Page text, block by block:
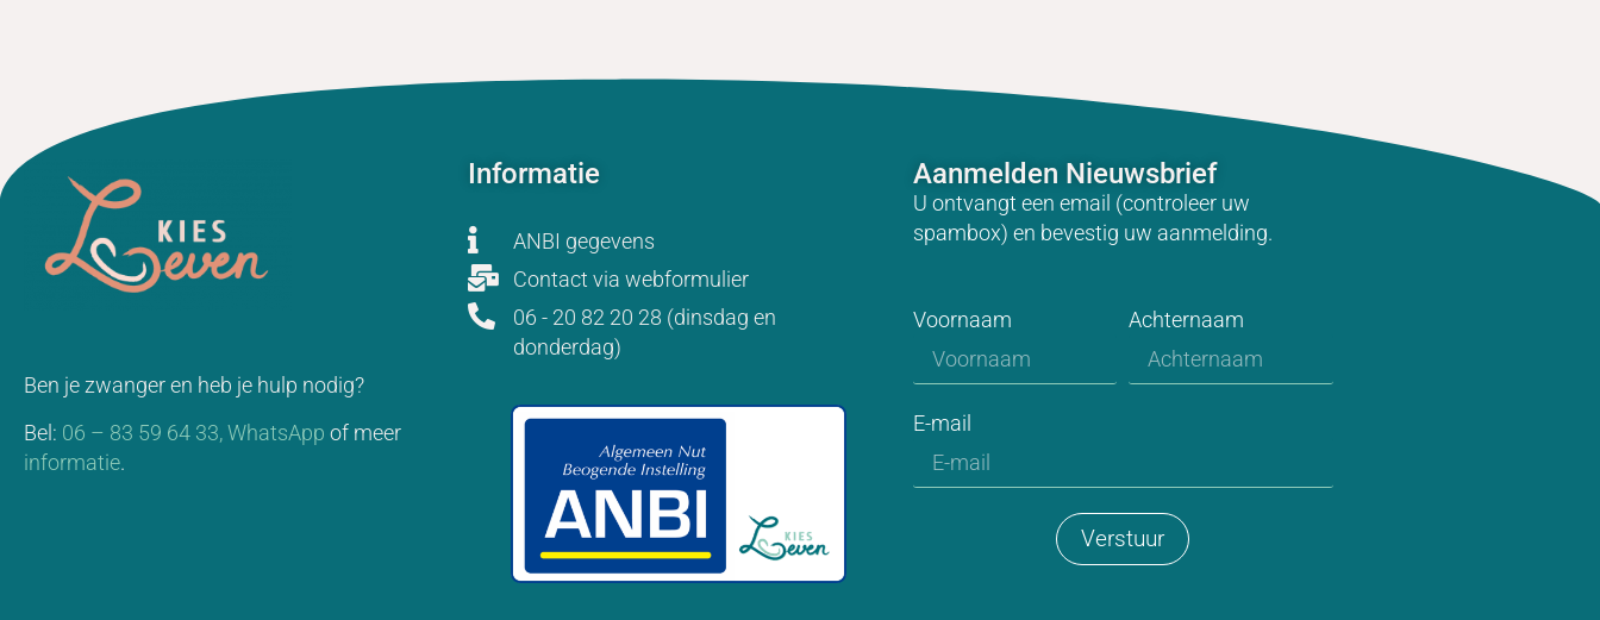
Ben je zwanger en heb je hulp nodig?
Bel: 06 – 83 59 64 33,WhatsApp of meer
informatie.
Informatie
ANBI gegevens
Contact via webformulier
06 - 20 82 20 28 (dinsdag en
donderdag)
Aanmelden Nieuwsbrief
U ontvangt een email (controleer uw
spambox) en bevestig uw aanmelding.
Voornaam Achternaam
E-mail
Verstuur